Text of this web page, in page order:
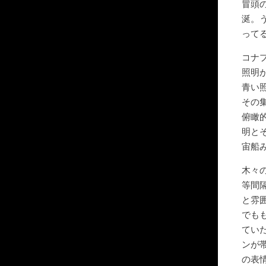
冒頭
涎。
って
コナ
照明
青い
その
俯瞰
明と
宙船
木々
等間
と雰
でも
てい
ンが
の表